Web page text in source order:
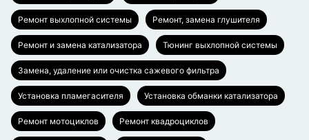
Ремонт выхлопной системы Ремонт, замена глушителя
Ремонт и замена катализатора Тюнинг выхлопной системы
Замена, удаление или очистка сажевого фильтра
Установка пламегасителя Установка обманки катализатора
Ремонт мотоциклов Ремонт квадроциклов